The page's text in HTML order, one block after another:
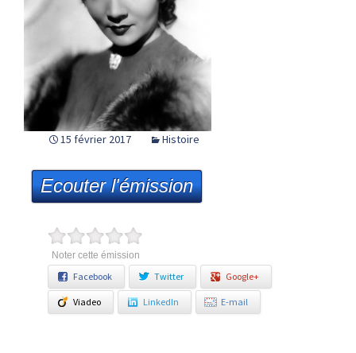
15 février 2017 Histoire
Ecouter l'émission
Noter cette émission
Facebook Twitter Google+
Viadeo LinkedIn E-mail